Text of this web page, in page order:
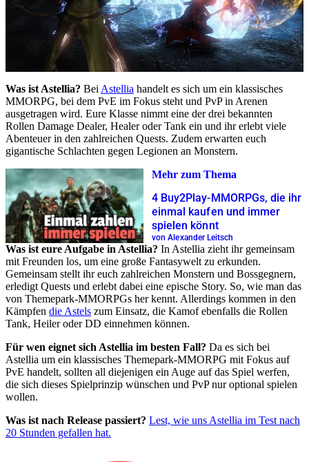
Was ist Astellia? Bei Astellia handelt es sich um ein klassisches
MMORPG, bei dem PvE im Fokus steht und PvP in Arenen
ausgetragen wird. Eure Klasse nimmt eine der drei bekannten
Rollen Damage Dealer, Healer oder Tank ein und ihr erlebt viele
Abenteuer in den zahlreichen Quests. Zudem erwarten euch
gigantische Schlachten gegen Legionen an Monstern.
Mehr zum Thema
4 Buy2Play-MMORPGs, die ihr
einmal kaufen und immer
spielen könnt
von Alexander Leitsch
Was ist eure Aufgabe in Astellia? In Astellia zieht ihr gemeinsam
mit Freunden los, um eine große Fantasywelt zu erkunden.
Gemeinsam stellt ihr euch zahlreichen Monstern und Bossgegnern,
erledigt Quests und erlebt dabei eine epische Story. So, wie man das
von Themepark-MMORPGs her kennt. Allerdings kommen in den
Kämpfen die Astels zum Einsatz, die Kamof ebenfalls die Rollen
Tank, Heiler oder DD einnehmen können.
Für wen eignet sich Astellia im besten Fall? Da es sich bei
Astellia um ein klassisches Themepark-MMORPG mit Fokus auf
PvE handelt, sollten all diejenigen ein Auge auf das Spiel werfen,
die sich dieses Spielprinzip wünschen und PvP nur optional spielen
wollen.
Was ist nach Release passiert? Lest, wie uns Astellia im Test nach
20 Stunden gefallen hat.